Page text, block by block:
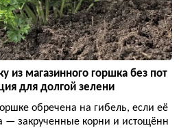
из магазинного горшка без пот
для долгой зелени
обречена на гибель, если её
— закрученные корни и истощённ